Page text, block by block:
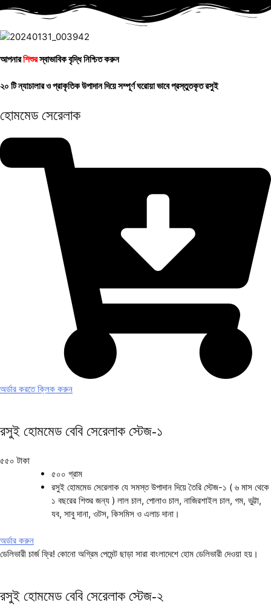
আপনারশিশুরস্বাভাবিক বৃদ্ধি নিশ্চিত করুন
২০ টি ন্যাচালার ও প্রাকৃতিক উপাদান দিয়ে সম্পূর্ণ ঘরোয়া ভাবে প্রস্তুতকৃত রসুই
হোমমেড সেরেলাক
অর্ডার করতে ক্লিক করুন
রসুই হোমমেড বেবি সেরেলাক স্টেজ-১
৫৫০ টাকা
৫০০ গ্রাম
রসুই হোমমেড সেরেলাক যে সমস্ত উপাদান দিয়ে তৈরি স্টেজ-১ ( ৬ মাস থেকে
১ বছরের শিশুর জন্য ) লাল চাল, পোলাও চাল, নাজিরশাইল চাল, গম, ভুট্টা,
যব, সাবু দানা, ওটস, কিসমিস ও এলাচ দানা।
অর্ডার করুন
ডেলিভারী চার্জ ফ্রি! কোনো অগ্রিম পেমেন্ট ছাড়া সারা বাংলাদেশে হোম ডেলিভারী দেওয়া হয়।
রসুই হোমমেড বেবি সেরেলাক স্টেজ-২